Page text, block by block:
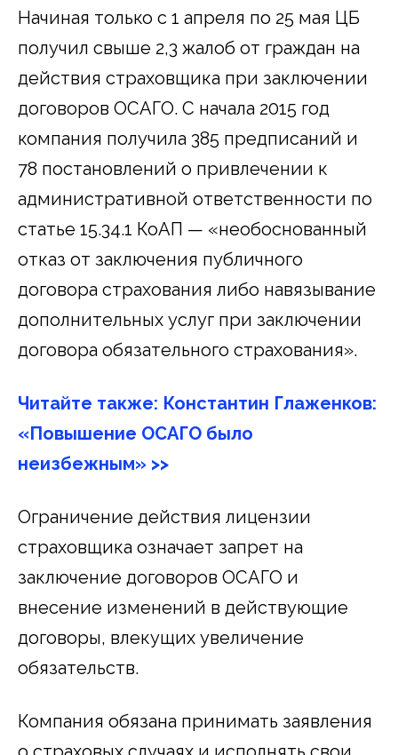
Начиная только с 1 апреля по 25 мая ЦБ
получил свыше 2,3 жалоб от граждан на
действия страховщика при заключении
договоров ОСАГО. С начала 2015 год
компания получила 385 предписаний и
78 постановлений о привлечении к
административной ответственности по
статье 15.34.1 КоАП — «необоснованный
отказ от заключения публичного
договора страхования либо навязывание
дополнительных услуг при заключении
договора обязательного страхования».
Читайте также: Константин Глаженков:
«Повышение ОСАГО было
неизбежным» >>
Ограничение действия лицензии
страховщика означает запрет на
заключение договоров ОСАГО и
внесение изменений в действующие
договоры, влекущих увеличение
обязательств.
Компания обязана принимать заявления